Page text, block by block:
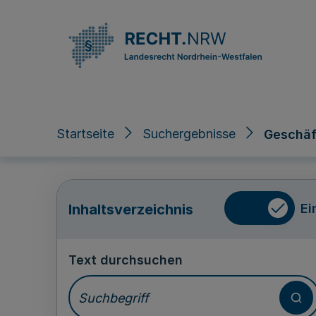
Startseite Suchergebnisse
Inhaltsverzeichnis
Text durchsuchen